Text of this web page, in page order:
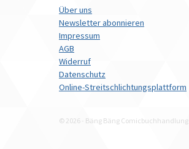
Über uns
Newsletter abonnieren
Impressum
AGB
Widerruf
Datenschutz
Online-Streitschlichtungsplattform
© 2026 - Bäng Bäng Comicbuchhandlung